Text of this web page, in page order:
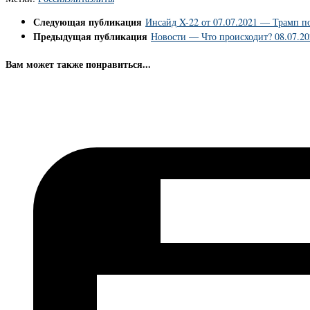
Следующая публикация Инсайд X-22 от 07.07.2021 — Трамп
Предыдущая публикация Новости — Что происходит?
Вам может также понравиться...